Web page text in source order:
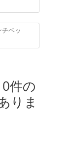
ベッ
件の
りま